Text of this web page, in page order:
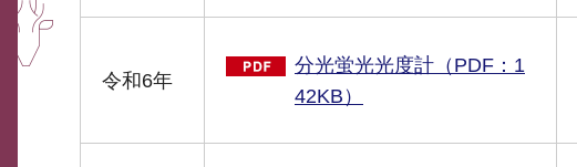
令和6年
分光蛍光光度計（PDF：1
42KB）